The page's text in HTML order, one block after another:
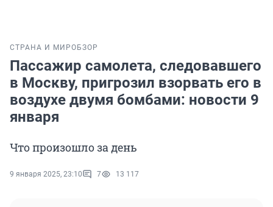
СТРАНА И МИРОБЗОР
Пассажир самолета, следовавшего
в Москву, пригрозил взорвать его в
воздухе двумя бомбами: новости 9
января
Что произошло за день
9 января 2025, 23:10 7 13 117